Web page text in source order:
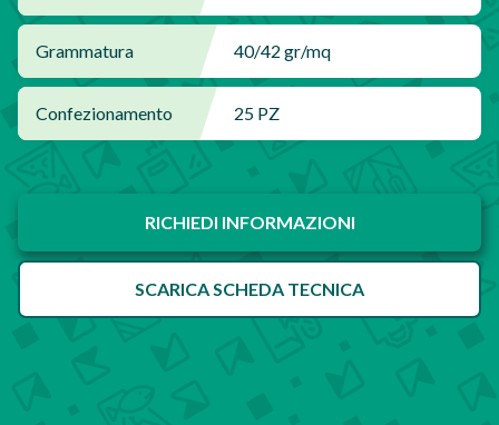
Grammatura 40/42 gr/mq
Confezionamento 25 PZ
RICHIEDI INFORMAZIONI
SCARICA SCHEDA TECNICA